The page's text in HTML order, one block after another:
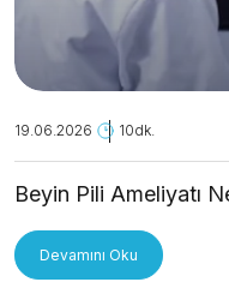
19.06.2026 10dk.
Beyin Pili Ameliyatı
Devamını Oku